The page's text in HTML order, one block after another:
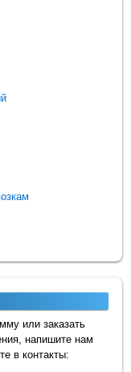
или заказать
напишите нам
в контакты: